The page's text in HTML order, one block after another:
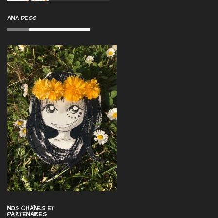
ANA DESS
NOS CHAÎNES ET
PARTENAIRES